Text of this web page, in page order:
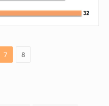
7 8